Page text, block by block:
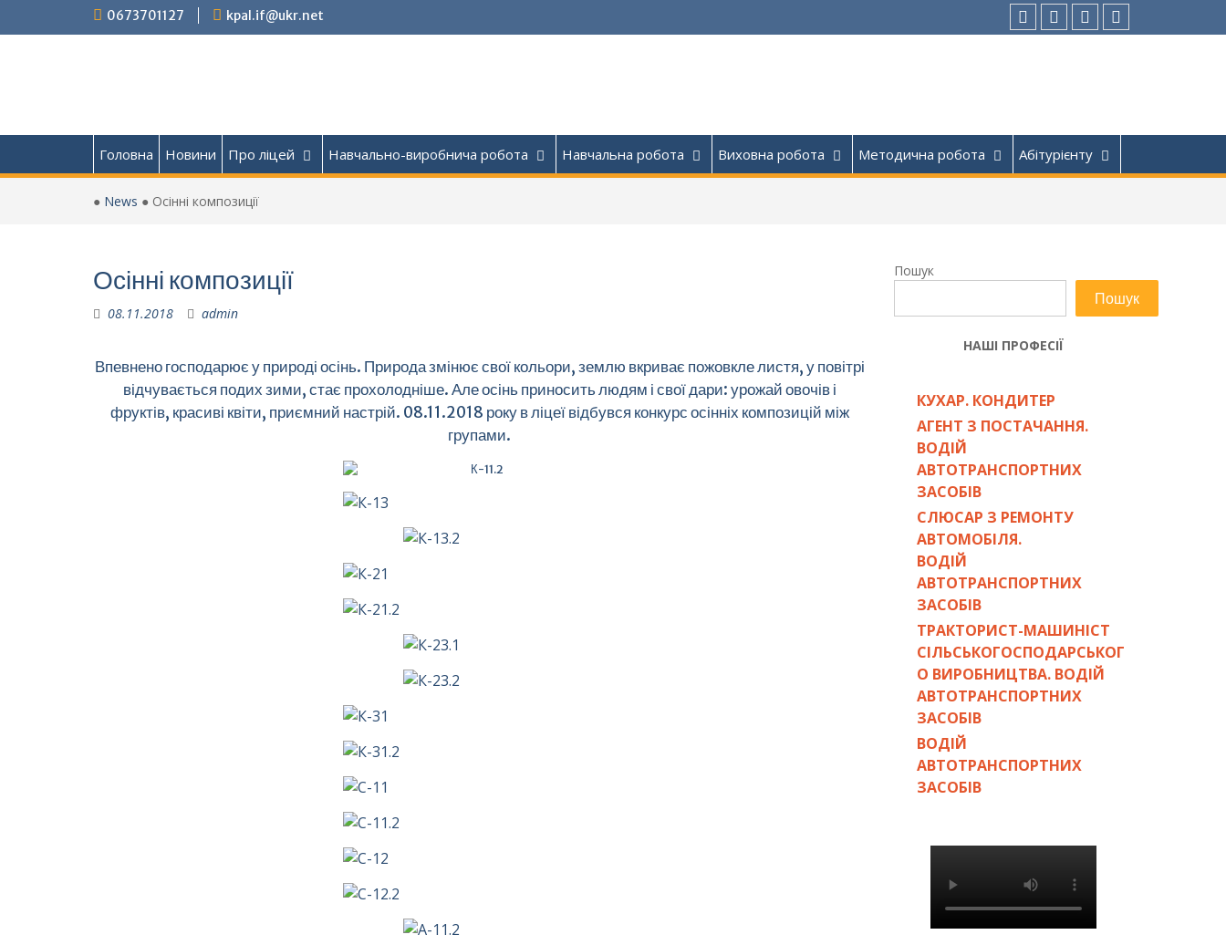
0673701127
kpal.if@ukr.net
FacebookInstagram
Youtube
Tik-
Головна Новини Про ліцей Навчально-виробнича робота Навчальна робота Виховна робота Методична робота Абітурієнту
● News ● Осінні композиції
Осінні композиції
08.11.2018 admin
Впевнено господарює у природі осінь. Природа змінює свої кольори, землю вкриває пожовкле листя, у повітрі
відчувається подих зими, стає прохолодніше. Але осінь приносить людям і свої дари: урожай овочів і
фруктів, красиві квіти, приємний настрій. 08.11.2018 року в ліцеї відбувся конкурс осінніх композицій між
групами.
Пошук
Пошук
НАШІ ПРОФЕСІЇ
КУХАР. КОНДИТЕР
АГЕНТ З ПОСТАЧАННЯ.
ВОДІЙ
АВТОТРАНСПОРТНИХ
ЗАСОБІВ
СЛЮСАР З РЕМОНТУ
АВТОМОБІЛЯ.
ВОДІЙ
АВТОТРАНСПОРТНИХ
ЗАСОБІВ
ТРАКТОРИСТ-МАШИНІСТ
СІЛЬСЬКОГОСПОДАРСЬКОГ
О ВИРОБНИЦТВА. ВОДІЙ
АВТОТРАНСПОРТНИХ
ЗАСОБІВ
ВОДІЙ
АВТОТРАНСПОРТНИХ
ЗАСОБІВ